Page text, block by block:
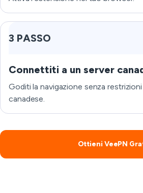
3 PASSO
Connettiti a un server
Goditi la navigazione senza
canadese.
Ottieni VeePN